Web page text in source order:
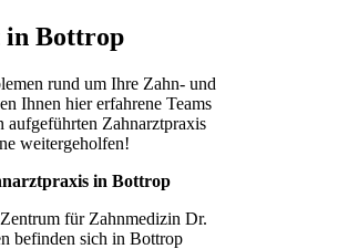
Bottrop
rund um Ihre Zahn- und
Ihnen hier erfahrene Teams
aufgeführten Zahnarztpraxis
weitergeholfen!
in Bottrop
für Zahnmedizin Dr.
befinden sich in Bottrop